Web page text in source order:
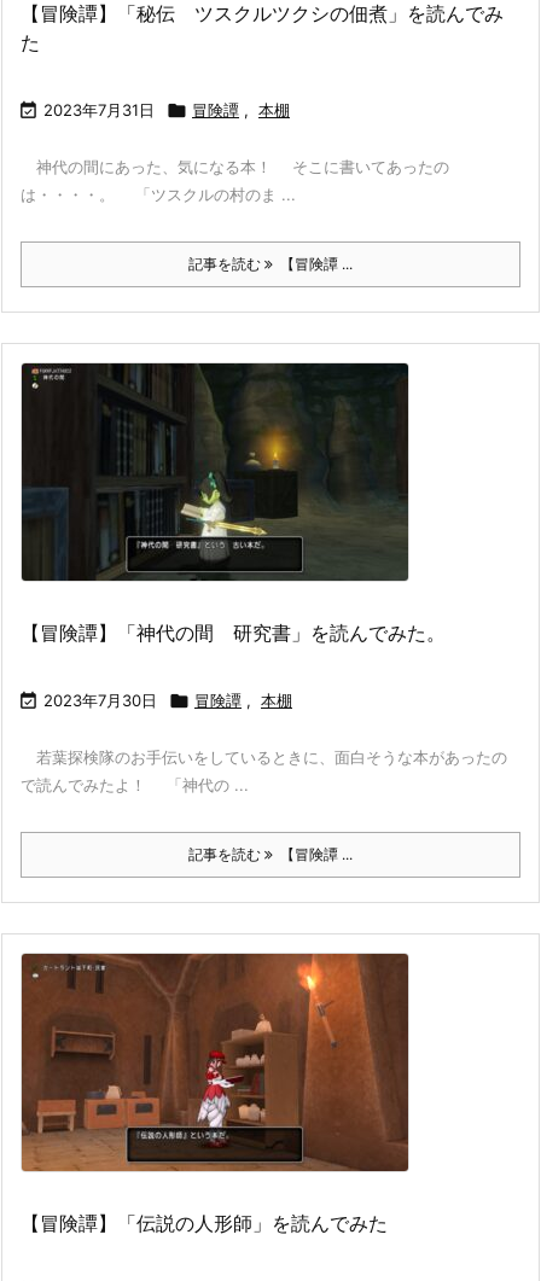
【冒険譚】「秘伝 ツスクルツクシの佃煮」を読んでみ
た
 2023年7月31日  冒険譚 , 本棚
神代の間にあった、気になる本！ そこに書いてあったの
は・・・・。 「ツスクルの村のま ...
記事を読む 【冒険譚 ...
【冒険譚】「神代の間 研究書」を読んでみた。
 2023年7月30日  冒険譚 , 本棚
若葉探検隊のお手伝いをしているときに、面白そうな本があったの
で読んでみたよ！ 「神代の ...
記事を読む 【冒険譚 ...
【冒険譚】「伝説の人形師」を読んでみた